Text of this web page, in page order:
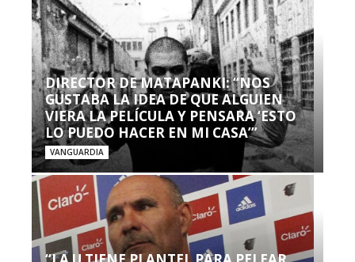
DIRECTOR DE MATAPANKI: “NOS
GUSTABA LA IDEA DE QUE ALGUIEN
VIERA LA PELÍCULA Y PENSARA ‘ESTO
LO PUEDO HACER EN MI CASA’”
VANGUARDIA